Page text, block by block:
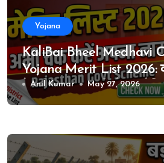
Yojana
KaliBai Bheel Medhavi
Yojana Merit List 2026:
मेधावी छात्रा स्कूटी योजना
जारी, अभी चेक करें अपना नाम!
Anil Kumar May 27, 2026